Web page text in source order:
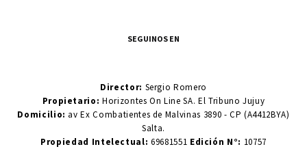
SEGUINOS EN
Director: Sergio Romero
Propietario:Horizontes On Line SA. El Tribuno Jujuy
Domicilio: av Ex Combatientes de Malvinas 3890 - CP (A4412BYA)
Salta.
Propiedad Intelectual: 69681551 Edición N°: 10757